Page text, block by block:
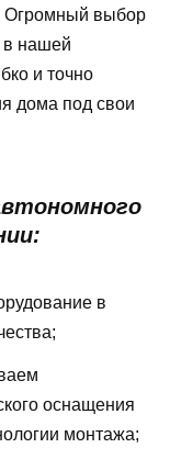
Огромный выбор
в нашей
и точно
дома под свои
в
оснащения
монтажа;